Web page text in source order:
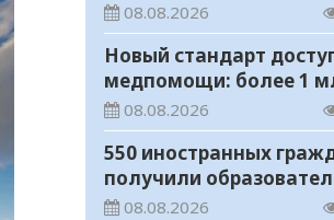
зерновом эквиваленте
08.08.2026
Новый стандарт
медпомощи: более 1
казахстанцев
телемедицинские
08.08.2026
550 иностранных
получили
гранты для обучения в
08.08.2026